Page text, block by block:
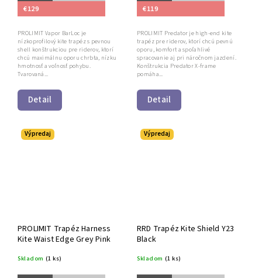
€129
Detail
PROLIMIT Vapor BarLoc je
nízkoprofilový kite trapéz s pevnou
shell konštrukciou pre riderov, ktorí
chcú maximálnu oporu chrbta, nízku
hmotnosť a voľnosť pohybu.
Tvarovaná...
€119
Detail
PROLIMIT Predator je high-end kite
trapéz pre riderov, ktorí chcú pevnú
oporu, komfort a spoľahlivé
spracovanie aj pri náročnom jazdení.
Konštrukcia Predator X-frame
pomáha...
Výpredaj
PROLIMIT Trapéz Harness
Kite Waist Edge Grey Pink
Skladom (1 ks)
Výpredaj
RRD Trapéz Kite Shield Y23
Black
Skladom (1 ks)